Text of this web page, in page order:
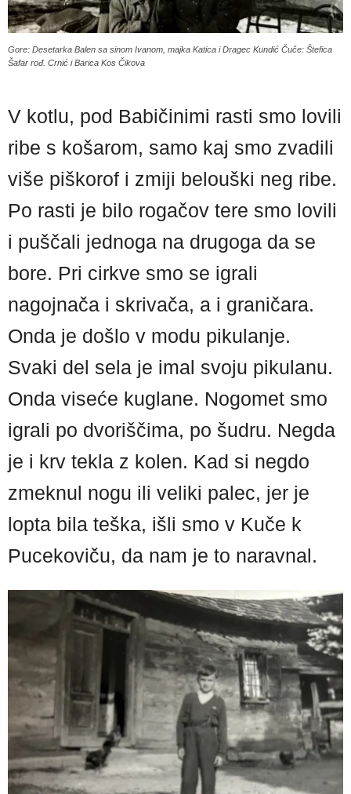
Gore: Desetarka Balen sa sinom Ivanom, majka Katica i Dragec Kundić Čuče: Štefica
Šafar rođ. Crnić i Barica Kos Čikova
V kotlu, pod Babičinimi rasti smo lovili
ribe s košarom, samo kaj smo zvadili
više piškorof i zmiji belouški neg ribe.
Po rasti je bilo rogačov tere smo lovili
i puščali jednoga na drugoga da se
bore. Pri cirkve smo se igrali
nagojnača i skrivača, a i graničara.
Onda je došlo v modu pikulanje.
Svaki del sela je imal svoju pikulanu.
Onda viseće kuglane. Nogomet smo
igrali po dvoriščima, po šudru. Negda
je i krv tekla z kolen. Kad si negdo
zmeknul nogu ili veliki palec, jer je
lopta bila teška, išli smo v Kuče k
Pucekoviču, da nam je to naravnal.